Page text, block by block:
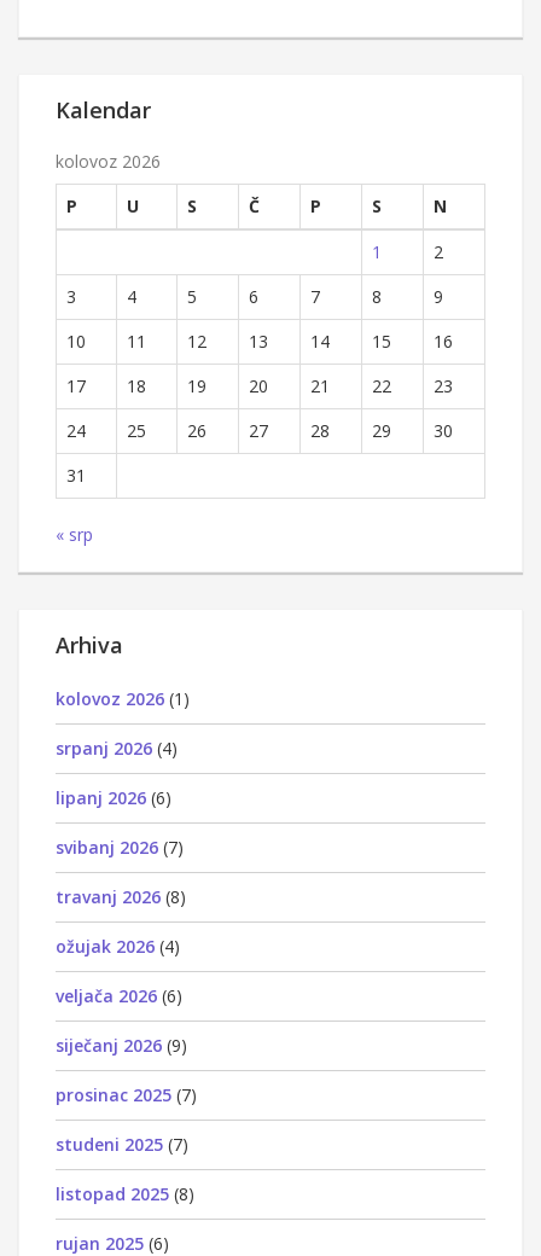
Kalendar
kolovoz 2026
P
U S Č P S
N
1
2
3
4 5 6 7 8
9
10
11 12 13 14 15
16
17
18 19 20 21 22
23
24
25 26 27 28 29
30
31
« srp
Arhiva
kolovoz 2026 (1)
srpanj 2026 (4)
lipanj 2026 (6)
svibanj 2026 (7)
travanj 2026 (8)
ožujak 2026 (4)
veljača 2026 (6)
siječanj 2026 (9)
prosinac 2025 (7)
studeni 2025 (7)
listopad 2025 (8)
rujan 2025 (6)